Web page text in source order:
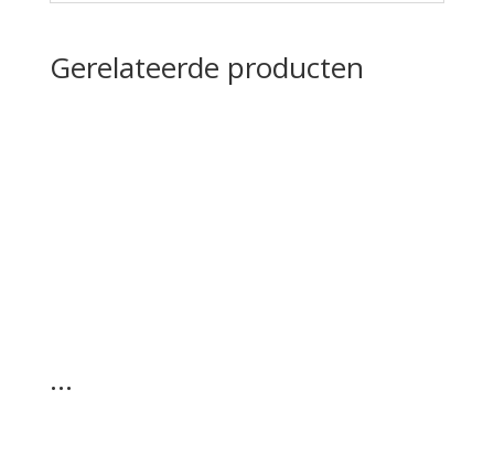
Gerelateerde producten
…